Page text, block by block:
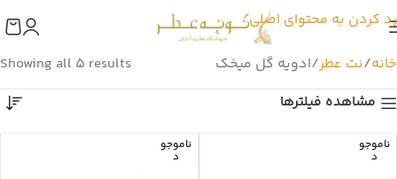
رد کردن به محتوای اصلی
خانه نت عطر ادویه گل میخک
Showing all 5 results
مشاهده فیلترها
ناموجو
د
ناموجو
د